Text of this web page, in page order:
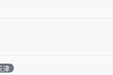
津